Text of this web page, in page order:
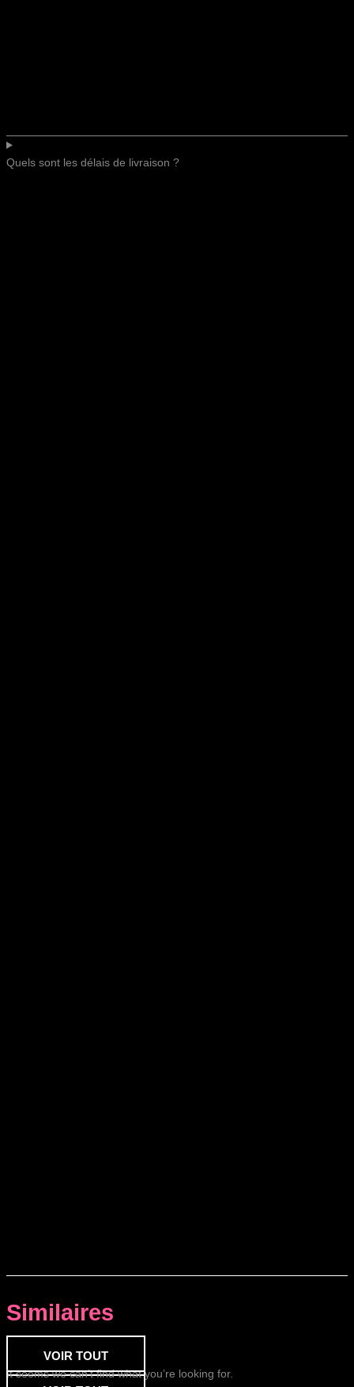
Quels sont les délais de livraison ?
Similaires
VOIR TOUT
It seems we can’t find what you’re looking for.